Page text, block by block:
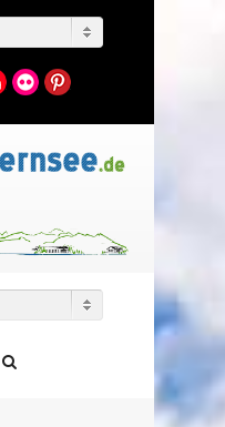
YouTube
FlickrPinterest